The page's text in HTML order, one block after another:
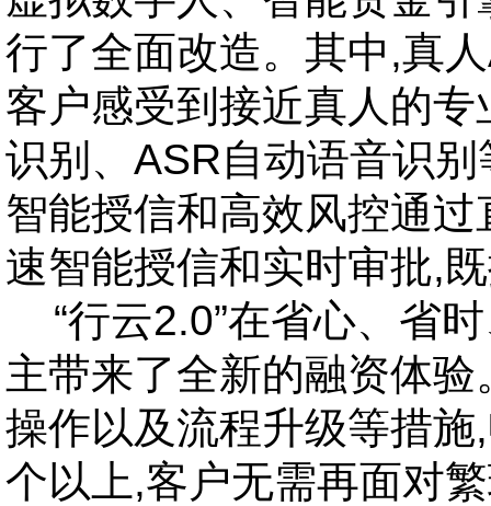
行了全面改造。其中,真
客户感受到接近真人的
识别、ASR自动语音识
智能授信和高效风控通
速智能授信和实时审批,
“行云2.0”在省心、省
主带来了全新的融资体
操作以及流程升级等措
个以上,客户无需再面对